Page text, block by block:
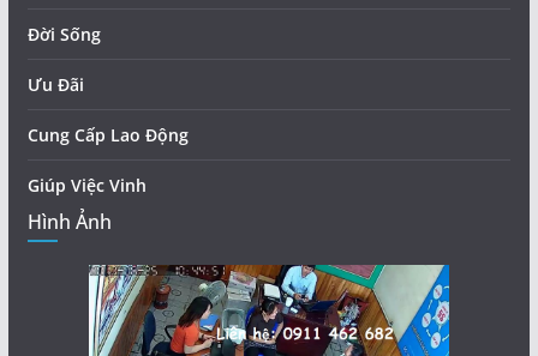
Đời Sống
Ưu Đãi
Cung Cấp Lao Động
Giúp Việc Vinh
Hình Ảnh